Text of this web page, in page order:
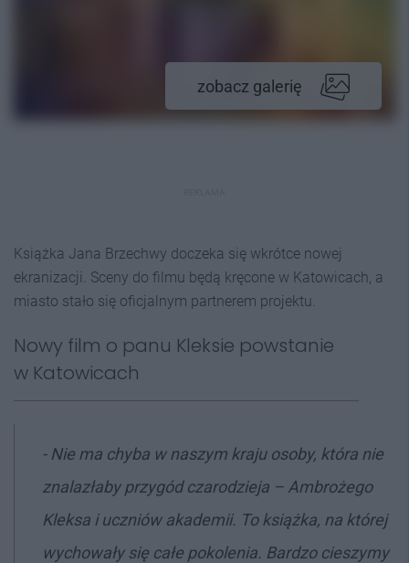
zobacz galerię
Książka Jana Brzechwy doczeka się wkrótce nowej
ekranizacji. Sceny do filmu będą kręcone w Katowicach, a
miasto stało się oficjalnym partnerem projektu.
Nowy film o panu Kleksie powstanie
w Katowicach
- Nie ma chyba w naszym kraju osoby, która nie
znalazłaby przygód czarodzieja – Ambrożego
Kleksa i uczniów akademii. To książka, na której
wychowały się całe pokolenia. Bardzo cieszymy